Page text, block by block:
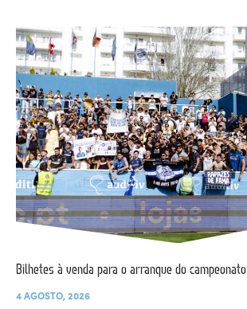
Bilhetes à venda para o arranque do campeonato
4 AGOSTO, 2026